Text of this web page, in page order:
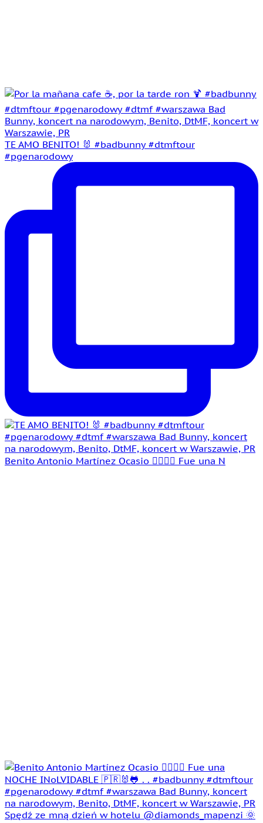
TE AMO BENITO! 🐰 #badbunny #dtmftour
#pgenarodowy
Benito Antonio Martínez Ocasio 🤵‍♂️👰‍♀️ Fue una N
Spędź ze mną dzień w hotelu @diamonds_mapenzi 🌞